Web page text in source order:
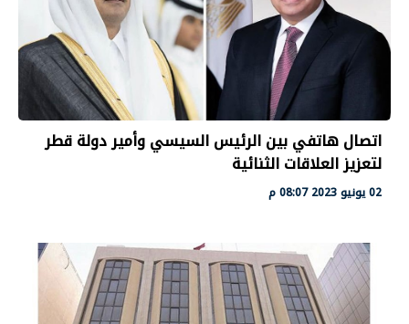
اتصال هاتفي بين الرئيس السيسي وأمير دولة قطر
لتعزيز العلاقات الثنائية
02 يونيو 2023 08:07 م